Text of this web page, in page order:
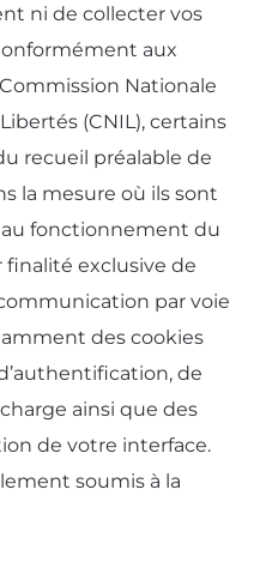
ni de collecter vos
aux
Nationale
(CNIL), certains
recueil préalable de
la mesure où ils sont
fonctionnement du
exclusive de
par voie
des cookies
de
ainsi que des
de votre interface.
soumis à la